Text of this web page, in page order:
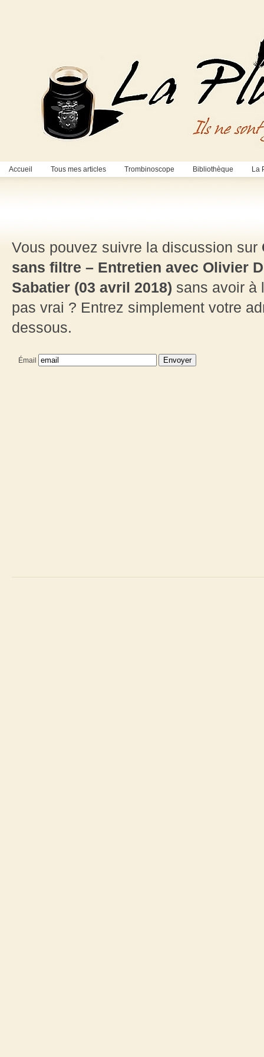
Accueil Tous mes articles Trombinoscope Bibliothèque La
Vous pouvez suivre la discussion sur
sans filtre – Entretien avec Olivier
Sabatier (03 avril 2018) sans avoir à
pas vrai ? Entrez simplement votre
dessous.
Émail